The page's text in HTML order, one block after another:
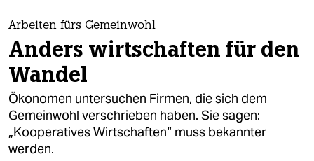
themen
politik
öko
gesellschaft
kultur
Arbeiten fürs Gemeinwohl
Anders wirtschaften für den
Wandel
Ökonomen untersuchen Firmen, die sich dem
Gemeinwohl verschrieben haben. Sie sagen:
„Kooperatives Wirtschaften“ muss bekannter
werden.